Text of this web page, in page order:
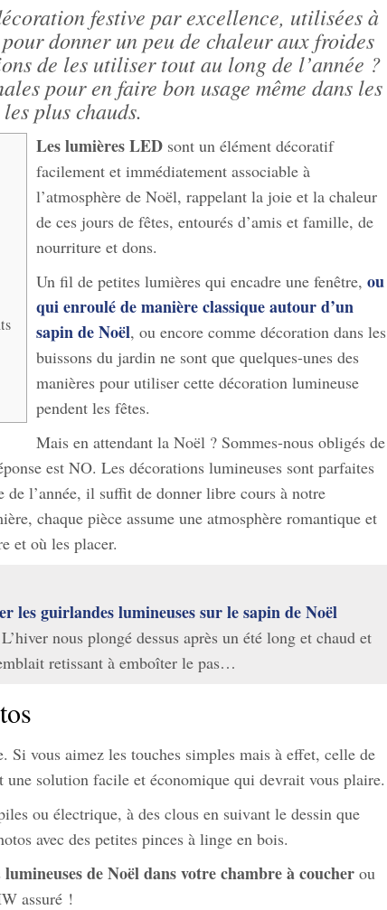
festive par excellence, utilisées à
donner un peu de chaleur aux froides
de les utiliser tout au long de l’année ?
pour en faire bon usage même dans les
plus chauds.
Les lumières LED sont un élément décoratif
facilement et immédiatement associable à
l’atmosphère de Noël, rappelant la joie et la chaleur
de ces jours de fêtes, entourés d’amis et famille, de
nourriture et dons.
Un fil de petites lumières qui encadre une fenêtre, ou
qui enroulé de manière classique autour d’un
sapin de Noël, ou encore comme décoration dans les
buissons du jardin ne sont que quelques-unes des
manières pour utiliser cette décoration lumineuse
pendent les fêtes.
Mais en attendant la Noël ? Sommes-nous obligés de
est NO. Les décorations lumineuses sont parfaites
l’année, il suffit de donner libre cours à notre
chaque pièce assume une atmosphère romantique et
et où les placer.
les guirlandes lumineuses sur le sapin de Noël
nous plongé dessus après un été long et chaud et
retissant à emboîter le pas…
Si vous aimez les touches simples mais à effet, celle de
une solution facile et économique qui devrait vous plaire.
ou électrique, à des clous en suivant le dessin que
avec des petites pinces à linge en bois.
lumineuses de Noël dans votre chambre à coucher ou
assuré !